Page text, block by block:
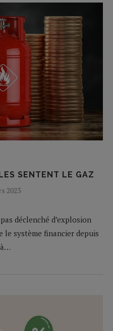
SENTENT LE GAZ
2023
déclenché d’explosion
le système financier depuis